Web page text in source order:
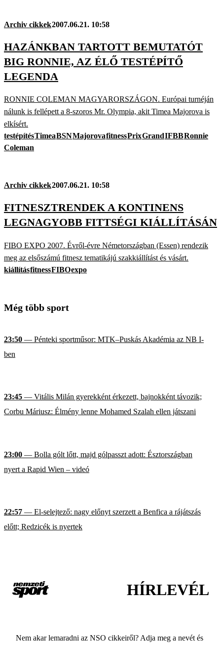
Archiv cikkek2007.06.21. 10:58
HAZÁNKBAN TARTOTT BEMUTATÓT
BIG RONNIE, AZ ÉLŐ TESTÉPÍTŐ
LEGENDA
RONNIE COLEMAN MAGYARORSZÁGON. Európai turnéján
nálunk is fellépett a 8-szoros Mr. Olympia, akit Timea Majorova is
elkísért.
testépítésTimeaBSNMajorovafitnessPrixGrandIFBBRonnie
Coleman
Archiv cikkek2007.06.21. 10:58
FITNESZTRENDEK A KONTINENS
LEGNAGYOBB FITTSÉGI KIÁLLÍTÁSÁN
FIBO EXPO 2007. Évről-évre Németországban (Essen) rendezik
meg az elsőszámú fitnesz tematikájú szakkiállítást és vásárt.
kiállításfitnessFIBOexpo
Még több sport
23:50 — Pénteki sportműsor: MTK–Puskás Akadémia az NB I-
ben
23:45 — Vitális Milán gyerekként érkezett, bajnokként távozik;
Corbu Máriusz: Élmény lenne Mohamed Szalah ellen játszani
23:00 — Bolla gólt lőtt, majd gólpasszt adott: Észtországban
nyert a Rapid Wien – videó
22:57 — El-selejtező: nagy előnyt szerzett a Benfica a rájátszás
előtt; Redzicék is nyertek
HÍRLEVÉL
Nem akar lemaradni az NSO cikkeiről? Adja meg a nevét és